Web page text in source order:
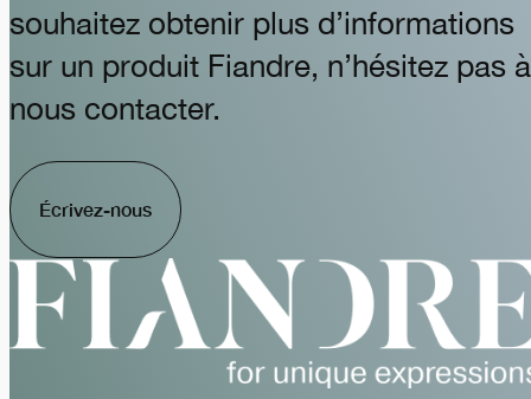
souhaitez obtenir plus d’informations
sur un produit Fiandre, n’hésitez pas à
nous contacter.
Écrivez-nous